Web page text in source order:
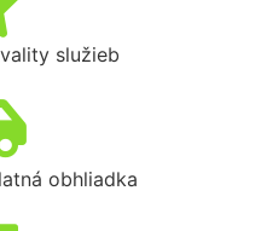
služieb
obhliadka